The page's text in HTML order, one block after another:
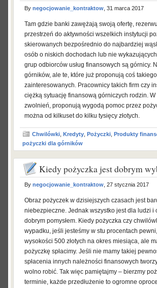
By negocjowanie_kontraktow , 31 marca 2017
Tam gdzie banki zawężają swoją ofertę,
przestrzeń do aktywności wszelkich instytucji
skierowanych bezpośrednio do najbardziej
osób o niskich dochodach lub nie
grup odbiorców usług finansowych są górnicy.
górników, ale te, które już proponują coś
zainteresowanych. Pracownicy takich firm czy
ciężką sytuację finansową górniczych rodzin.
zwolnień, proponują wygodą pomoc przez
można od kilkuset do kilku tysięcy złotych.
Chwilówki Kredyty Pożyczki Produkty
pożyczki dla górników
Kiedy pożyczka jest dobrym
By negocjowanie_kontraktow , 27 stycznia 2017
Obraz pożyczek w dzisiejszych czasach jest
niebezpieczne. Jednak wszystko jest dla ludzi
dobrym pomysłem. Kiedy pożyczka czy
wypadku, jeśli jesteśmy w stu procentach
wysokości 500 złotych na okres miesiąca, ale
pożyczkę spłacimy. Jeśli nie mamy takiej
spłacenia innych należności finansowych
wolno robić. Tak więc pamiętajmy – bierzmy
terminie, każde przedłużenie to ogromne